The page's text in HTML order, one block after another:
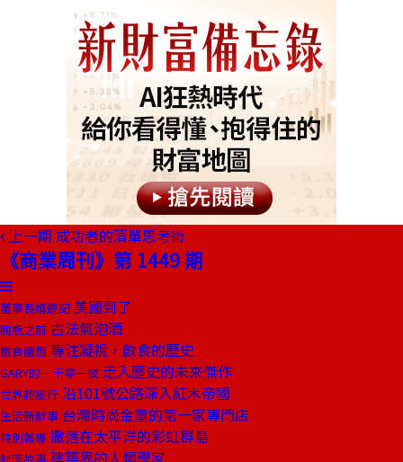
上一期 成功者的清單思考術
《商業周刊》第 1449 期
董事長嬉遊記 美國到了
開瓶之前 古法氣泡酒
旅食隨想 專注凝視，飲食的歷史
GARY的一千零一夜 走入歷史的未來傑作
世界超旅行 沿101號公路深入紅木帝國
生活新鮮事 台灣時尚金童的第一家專門店
特別報導 撒落在太平洋的彩虹群島
建築界的人類學家